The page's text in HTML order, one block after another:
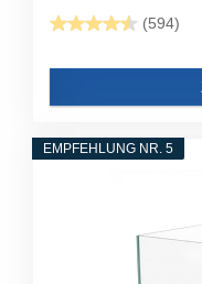
(594)
EMPFEHLUNG NR. 5